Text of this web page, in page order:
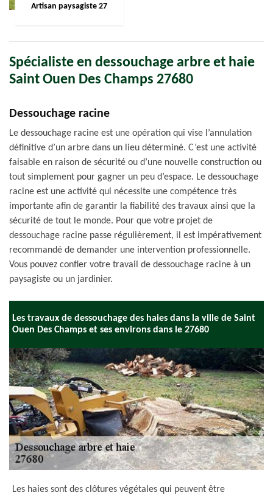
Artisan paysagiste 27
Spécialiste en dessouchage arbre et haie
Saint Ouen Des Champs 27680
Dessouchage racine
Le dessouchage racine est une opération qui vise l’annulation
définitive d’un arbre dans un lieu déterminé. C’est une activité
faisable en raison de sécurité ou d’une nouvelle construction ou
tout simplement pour gagner un peu d’espace. Le dessouchage
racine est une activité qui nécessite une compétence très
importante afin de garantir la fiabilité des travaux ainsi que la
sécurité de tout le monde. Pour que votre projet de
dessouchage racine passe régulièrement, il est impérativement
recommandé de demander une intervention professionnelle.
Vous pouvez confier votre travail de dessouchage racine à un
paysagiste ou un jardinier.
Les travaux de dessouchage des haies dans la ville de Saint
Ouen Des Champs et ses environs dans le 27680
Les haies sont des clôtures végétales qui peuvent être